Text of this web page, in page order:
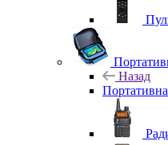
Назад